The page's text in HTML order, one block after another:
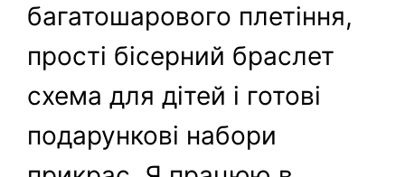
багатошарового плетіння,
прості бісерний браслет
схема для дітей і готові
подарункові набори